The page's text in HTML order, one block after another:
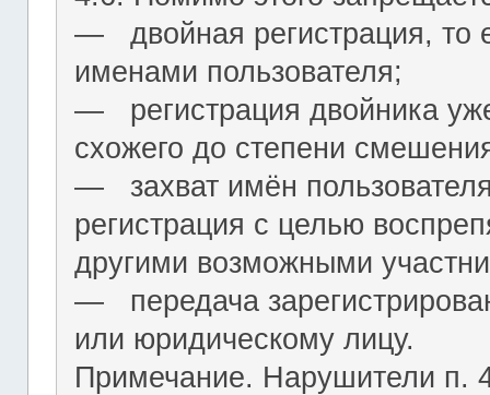
― двойная регистрация, то
именами пользователя;
― регистрация двойника
схожего до степени
― захват имён пользователя
регистрация с целью
другими возможными
― передача
или юридическому лицу.
Примечание. Нарушители п.